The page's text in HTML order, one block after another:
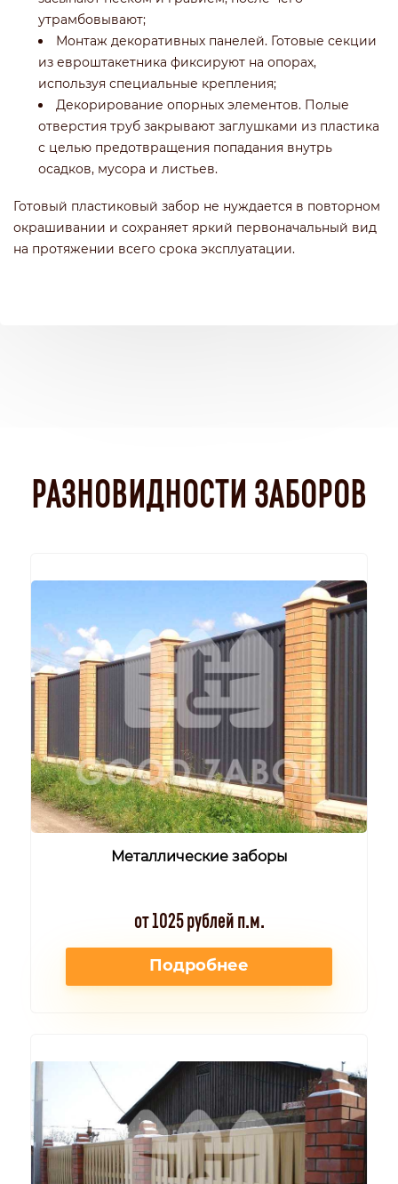
утрамбовывают;
Монтаж декоративных панелей. Готовые секции
из евроштакетника фиксируют на опорах,
используя специальные крепления;
Декорирование опорных элементов. Полые
отверстия труб закрывают заглушками из пластика
с целью предотвращения попадания внутрь
осадков, мусора и листьев.
Готовый пластиковый забор не нуждается в повторном
окрашивании и сохраняет яркий первоначальный вид
на протяжении всего срока эксплуатации.
РАЗНОВИДНОСТИ ЗАБОРОВ
Металлические заборы
от 1025 рублей п.м.
Подробнее